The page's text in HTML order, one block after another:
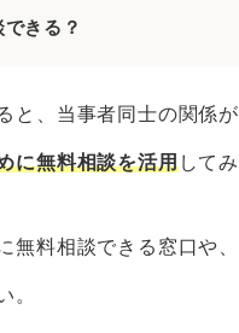
刑事事件の無料法律相談
談するときのコツ
ておく
相談を活用する
いておく
きる？
と、当事者同士の関係
に無料相談を活用して
無料相談できる窓口や
。